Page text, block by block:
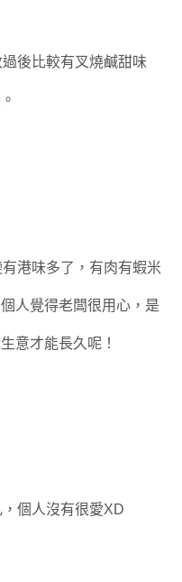
後比較有叉燒鹹甜味
港味多了，有肉有蝦米
人覺得老闆很用心，是
意才能長久呢！
個人沒有很愛XD